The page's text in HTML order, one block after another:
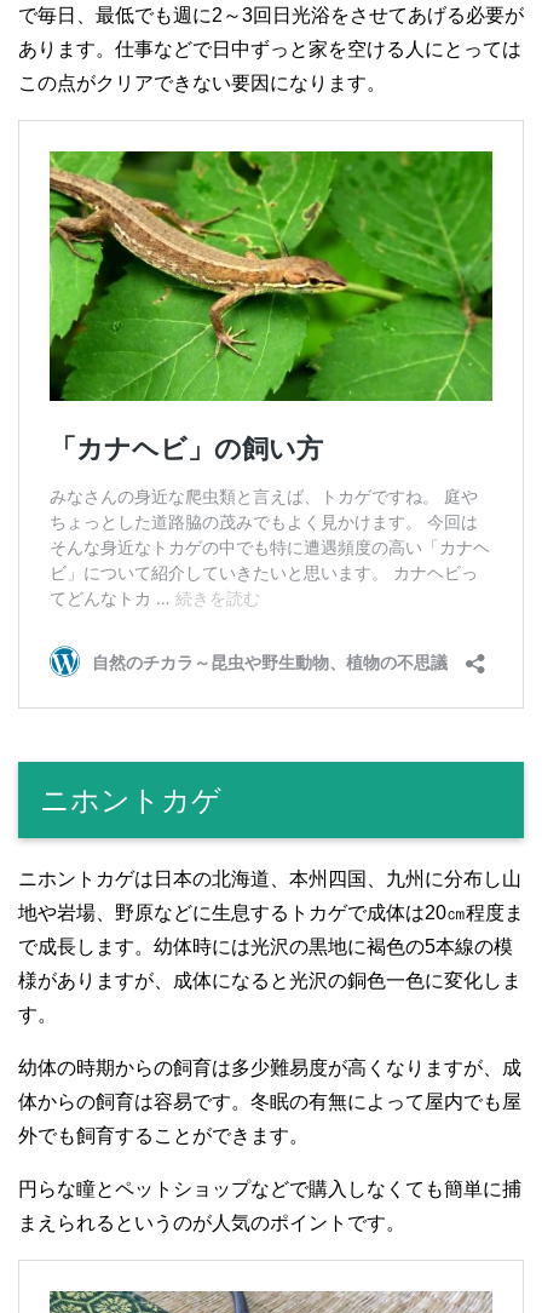
で毎日、最低でも週に2～3回日光浴をさせてあげる必要が
あります。仕事などで日中ずっと家を空ける人にとっては
この点がクリアできない要因になります。
ニホントカゲ
ニホントカゲは日本の北海道、本州四国、九州に分布し山
地や岩場、野原などに生息するトカゲで成体は20㎝程度ま
で成長します。幼体時には光沢の黒地に褐色の5本線の模
様がありますが、成体になると光沢の銅色一色に変化しま
す。
幼体の時期からの飼育は多少難易度が高くなりますが、成
体からの飼育は容易です。冬眠の有無によって屋内でも屋
外でも飼育することができます。
円らな瞳とペットショップなどで購入しなくても簡単に捕
まえられるというのが人気のポイントです。